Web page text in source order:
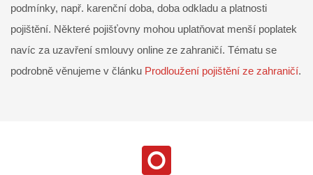
podmínky, např. karenční doba, doba odkladu a platnosti
pojištění. Některé pojišťovny mohou uplatňovat menší poplatek
navíc za uzavření smlouvy online ze zahraničí. Tématu se
podrobně věnujeme v článku Prodloužení pojištění ze zahraničí.